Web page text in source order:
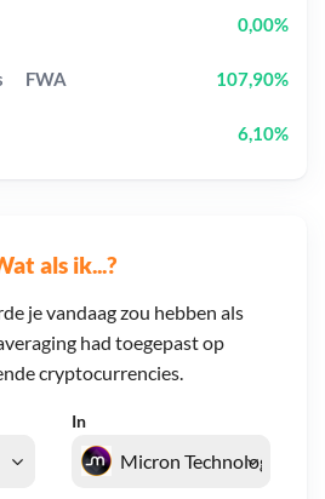
als ik...?
je vandaag zou hebben als
had toegepast op
cryptocurrencies.
In
0,00%
FWA 107,90%
6,10%